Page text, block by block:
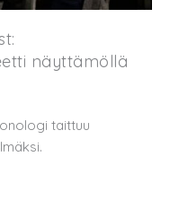
näyttämöllä
taittuu